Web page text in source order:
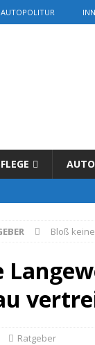
AUTOPOLITUR
Bloß
Ratgeber